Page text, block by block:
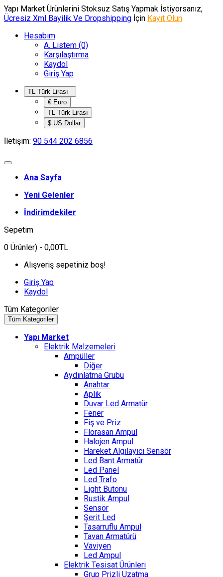
Yapı Market Ürünlerini Stoksuz Satış Yapmak İstiyorsanız,
Ücresiz Xml Bayilik Ve Dropshipping İçin Kayıt Olun
Hesabım
A. Listem (0)
Karşılaştırma
Kaydol
Giriş Yap
€ Euro
TL Türk Lirası
$ US Dollar
İletişim: 90 544 202 6856
Ana Sayfa
Yeni Gelenler
İndirimdekiler
Sepetim
0 Ürünler) - 0,00TL
Alışveriş sepetiniz boş!
Giriş Yap
Kaydol
Tüm Kategoriler
Tüm Kategoriler
Yapı Market
Elektrik Malzemeleri
Ampüller
Diğer
Aydınlatma Grubu
Anahtar
Aplik
Duvar Led Armatür
Fener
Fiş ve Priz
Florasan Ampul
Halojen Ampul
Hareket Algılayıcı Sensör
Led Bant Armatür
Led Panel
Led Trafo
Light Butonu
Rustik Ampul
Sensör
Şerit Led
Tasarruflu Ampul
Tavan Armatürü
Vaviyen
Led Ampul
Elektrik Tesisat Ürünleri
Grup Prizli Uzatma